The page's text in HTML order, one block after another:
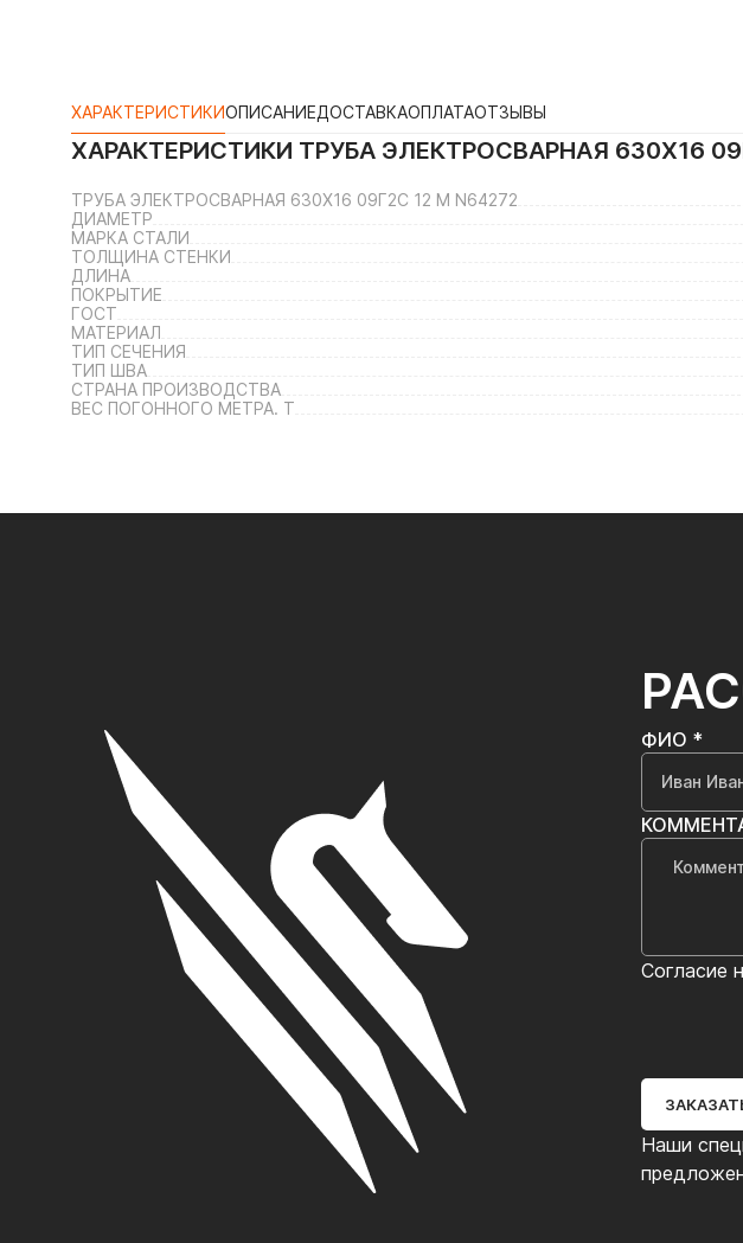
ХАРАКТЕРИСТИКИОПИСАНИЕДОСТАВКАОПЛАТАОТЗЫВЫ
ХАРАКТЕРИСТИКИ ТРУБА ЭЛЕКТРОСВАРНАЯ 630Х16
ТРУБА ЭЛЕКТРОСВАРНАЯ 630Х16 09Г2С 12 М N64272
ДИАМЕТР
МАРКА СТАЛИ
ТОЛЩИНА СТЕНКИ
ДЛИНА
ПОКРЫТИЕ
ГОСТ
МАТЕРИАЛ
ТИП СЕЧЕНИЯ
ТИП ШВА
СТРАНА ПРОИЗВОДСТВА
ВЕС ПОГОННОГО МЕТРА. Т
Наши
ФИО *
Согласие